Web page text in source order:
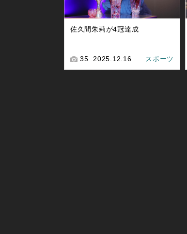
佐久間朱莉が4冠達成
35 2025.12.16 スポーツ